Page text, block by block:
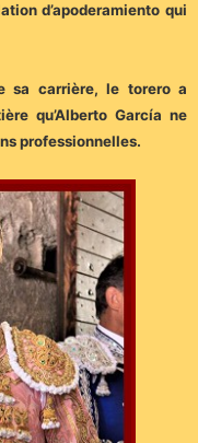
d’apoderamiento qui
sa carrière, le torero a
qu’Alberto García ne
professionnelles.